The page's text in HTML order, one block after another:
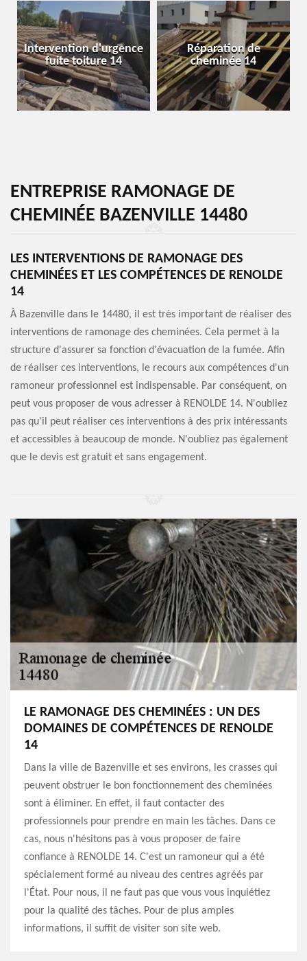
Intervention d'urgence
fuite toiture 14
Réparation de
cheminée 14
ENTREPRISE RAMONAGE DE
CHEMINÉE BAZENVILLE 14480
LES INTERVENTIONS DE RAMONAGE DES
CHEMINÉES ET LES COMPÉTENCES DE RENOLDE
14
À Bazenville dans le 14480, il est très important de réaliser des
interventions de ramonage des cheminées. Cela permet à la
structure d'assurer sa fonction d'évacuation de la fumée. Afin
de réaliser ces interventions, le recours aux compétences d'un
ramoneur professionnel est indispensable. Par conséquent, on
peut vous proposer de vous adresser à RENOLDE 14. N'oubliez
pas qu'il peut réaliser ces interventions à des prix intéressants
et accessibles à beaucoup de monde. N'oubliez pas également
que le devis est gratuit et sans engagement.
LE RAMONAGE DES CHEMINÉES : UN DES
DOMAINES DE COMPÉTENCES DE RENOLDE
14
Dans la ville de Bazenville et ses environs, les crasses qui
peuvent obstruer le bon fonctionnement des cheminées
sont à éliminer. En effet, il faut contacter des
professionnels pour prendre en main les tâches. Dans ce
cas, nous n'hésitons pas à vous proposer de faire
confiance à RENOLDE 14. C'est un ramoneur qui a été
spécialement formé au niveau des centres agréés par
l'État. Pour nous, il ne faut pas que vous vous inquiétiez
pour la qualité des tâches. Pour de plus amples
informations, il suffit de visiter son site web.